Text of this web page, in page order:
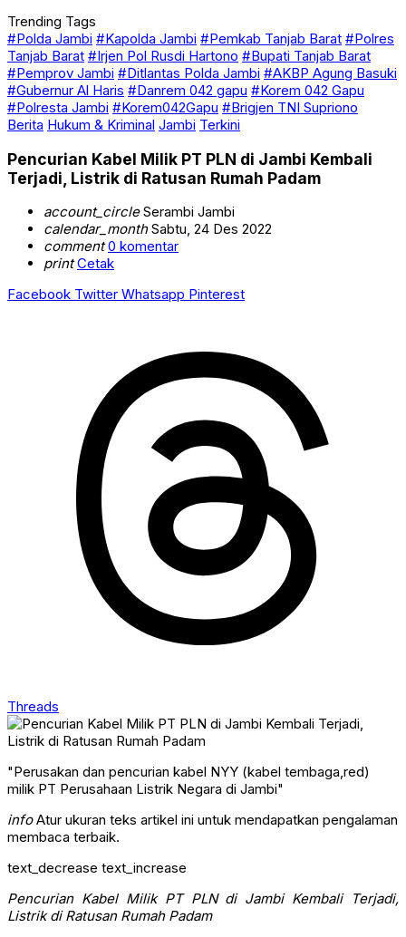
Trending Tags
#Polda Jambi #Kapolda Jambi #Pemkab Tanjab Barat #Polres
Tanjab Barat #Irjen Pol Rusdi Hartono #Bupati Tanjab Barat
#Pemprov Jambi #Ditlantas Polda Jambi #AKBP Agung Basuki
#Gubernur Al Haris #Danrem 042 gapu #Korem 042 Gapu
#Polresta Jambi #Korem042Gapu #Brigjen TNI Supriono
Berita Hukum & Kriminal Jambi Terkini
Pencurian Kabel Milik PT PLN di Jambi Kembali
Terjadi, Listrik di Ratusan Rumah Padam
account_circleSerambi Jambi
calendar_monthSabtu, 24 Des 2022
comment 0 komentar
print Cetak
Facebook Twitter Whatsapp Pinterest
Threads
"Perusakan dan pencurian kabel NYY (kabel tembaga,red)
milik PT Perusahaan Listrik Negara di Jambi"
infoAtur ukuran teks artikel ini untuk mendapatkan pengalaman
membaca terbaik.
text_decrease text_increase
Pencurian Kabel Milik PT PLN di Jambi Kembali Terjadi,
Listrik di Ratusan Rumah Padam